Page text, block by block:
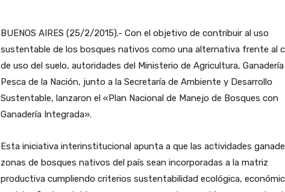
BUENOS AIRES (25/2/2015).- Con el objetivo de contribuir al uso
sustentable de los bosques nativos como una alternativa frente al
de uso del suelo, autoridades del Ministerio de Agricultura,
Pesca de la Nación, junto a la Secretaría de Ambiente y Desarrollo
Sustentable, lanzaron el «Plan Nacional de Manejo de Bosques con
Ganadería Integrada».
Esta iniciativa interinstitucional apunta a que las actividades
zonas de bosques nativos del país sean incorporadas a la matriz
productiva cumpliendo criterios sustentabilidad ecológica,